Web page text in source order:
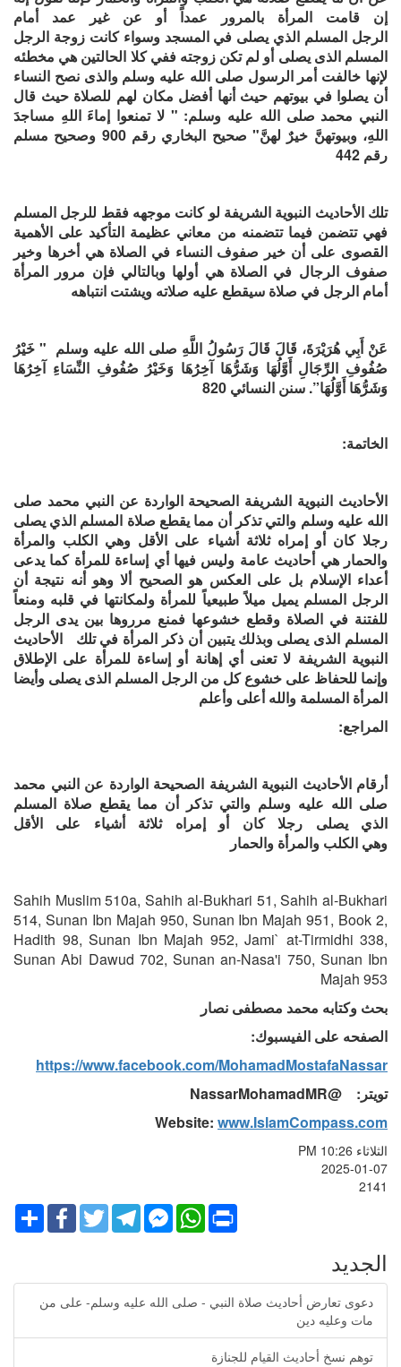
إن قامت المرأة بالمرور عمداأو عن غير عمد
أمام
الرجل المسلم الذي يصلى في المسجد وسواء كانت زوجة الرجل
المسلم الذى يصلى أو لم تكن زوجته ففي كلا الحالتين هي مخطئه
لإنها خالفت أمر الرسول صلى الله عليه وسلم والذى نصح النساء
أن يصلوا في بيوتهم حيث أنها أفضل مكان لهم للصلاة حيث قال
النبي محمد صلى الله عليه وسلم: "لا تمنعوا إماءَ اللهِ مساجدَ
اللهِ، وبيوتهنَّ خيرٌ لهنَّ" صحيح البخاري رقم 900 وصحيح مسلم
رقم 442
تلك الأحاديث النبوية الشريفة لو كانت موجهه فقط للرجل المسلم
فهي تتضمن فيما تتضمنه من معاني عظيمة التأكيد على الأهمية
القصوى على أن خير صفوف النساء في الصلاة هي أخرها وخير
صفوف الرجال في الصلاة هي أولها وبالتالي فإن مرور المرأة
أمام الرجل في صلاة سيقطع عليه صلاته ويشتت انتباهه
عَنْ أَبِي هُرَيْرَةَ، قَالَ قَالَ رَسُولُ اللَّهِ صلى الله عليه وسلم ‏ "‏ خَيْرُ
صُفُوفِ الرِّجَالِ أَوَّلُهَا وَشَرُّهَا آخِرُهَا وَخَيْرُ صُفُوفِ النِّسَاءِ آخِرُهَا
وَشَرُّهَاأَوَّلُهَا‏”‏‏. سنن النسائي 820
الخاتمة:
الأحاديث النبوية الشريفة الصحيحة الواردة عنالنبي محمد صلى
الله عليه وسلم والتيتذكر أن مما يقطع صلاة المسلم الذي يصلى
رجلا كان أو إمراه ثلاثة أشياء على الأقل وهي الكلب والمرأة
والحمار هي أحاديث عامة وليس فيها أي إساءة للمرأة كما يدعى
أعداء الإسلام بل على العكس هو الصحيح ألا وهو أنه نتيجة أن
الرجل المسلم يميل ميلاً طبيعياً للمرأة ولمكانتها في قلبه ومنعاً
للفتنة في الصلاة وقطع خشوعها فمنع مرروها بين يدى الرجل
المسلم الذى يصلى وبذلك يتبين أن ذكر المرأة في تلك الأحاديث
النبوية الشريفة لا تعنى أي إهانة أو إساءة للمرأة على الإطلاق
وإنما للحفاظ على خشوع كل من الرجل المسلم الذى يصلى وأيضا
المرأة المسلمة والله أعلى وأعلم
المراجع:
أرقام الأحاديث النبويةالشريفة الصحيحة الواردة عنالنبي محمد
صلى الله عليه وسلم والتي تذكر أن مما يقطع صلاة المسلم
الذي يصلى رجلا كان أو إمراهثلاثة أشياء على الأقل
وهي الكلب والمرأة والحمار
Sahih Muslim 510a, Sahih al-Bukhari 51, Sahih al-Bukhari
514, Sunan Ibn Majah 950, Sunan Ibn Majah 951, Book 2,
Hadith 98, Sunan Ibn Majah 952, Jami` at-Tirmidhi 338,
Sunan Abi Dawud 702, Sunan an-Nasa'i 750, Sunan Ibn
Majah 953
بحث وكتابه محمد مصطفى نصار
الصفحه على الفيسبوك:
https://www.facebook.com/MohamadMostafaNassar
تويتر:
@NassarMohamadMR
Website: www.IslamCompass.com
الثلاثاء PM 10:26
2025-01-07
2141
ShareFacebookTwitter
TelegramFacebook
Messenger
WhatsApp Print
الجديد
دعوى تعارض أحاديث صلاة النبي - صلى الله عليه وسلم- على من
مات وعليه دين
توهم نسخ أحاديث القيام للجنازة